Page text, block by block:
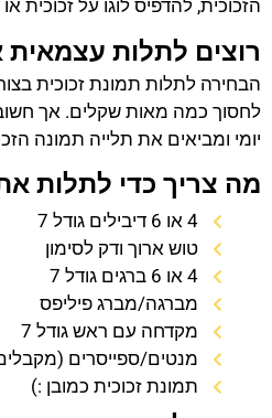
הזכוכית, להדפיס לוגו על זכוכית
רוצים לתלות עצמאית
הבחירה לתלות תמונת זכוכית
לחסוך כמה מאות שקלים. אך
יומי ומביאים את תלייה תמונה
מה צריך כדי לתלות
4 או 6 דיבילים גודל 7
טוש ארוך ודק לסימון
4 או 6 ברגים גודל 7
מברגה/מברג פיליפס
מקדחה עם ראש גודל 7
מנטים/ספייסרים
תמונת זכוכית כמובן :)